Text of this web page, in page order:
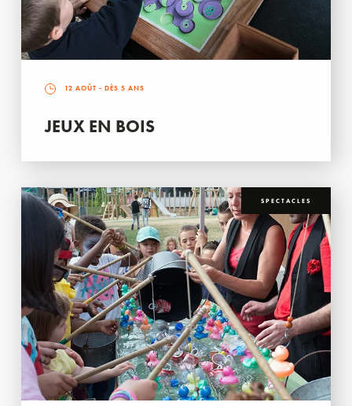
12 AOÛT - DÈS 5 ANS
JEUX EN BOIS
SPECTACLES